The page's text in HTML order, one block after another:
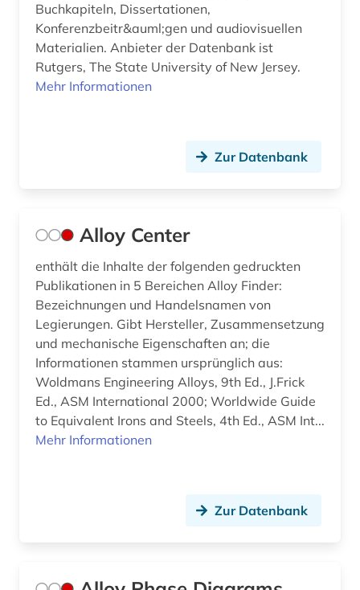
forschungsdaten (3)
forschungsdatenmanagement (1)
galenik (2)
gaselektronenbeugung (1)
gb-außenpolitik (1)
gebrauchsmuster (3)
gebrauchsmusteranmeldung (2)
gebrauchsmusterrecht (2)
gefahrgutbeförderungsrecht (1)
Buchkapiteln, Dissertationen,
Konferenzbeitr&auml;gen und audiovisuellen
Materialien. Anbieter der Datenbank ist
Rutgers, The State University of New Jersey.
Mehr Informationen
Zur Datenbank
Alloy Center
enthält die Inhalte der folgenden gedruckten
Publikationen in 5 Bereichen Alloy Finder:
Bezeichnungen und Handelsnamen von
Legierungen. Gibt Hersteller, Zusammensetzung
und mechanische Eigenschaften an; die
Informationen stammen ursprünglich aus:
Woldmans Engineering Alloys, 9th Ed., J.Frick
Ed., ASM International 2000; Worldwide Guide
to Equivalent Irons and Steels, 4th Ed., ASM Int...
Mehr Informationen
Zur Datenbank